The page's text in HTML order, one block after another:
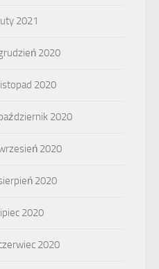
2021
2020
2020
2020
2020
2020
2020
2020